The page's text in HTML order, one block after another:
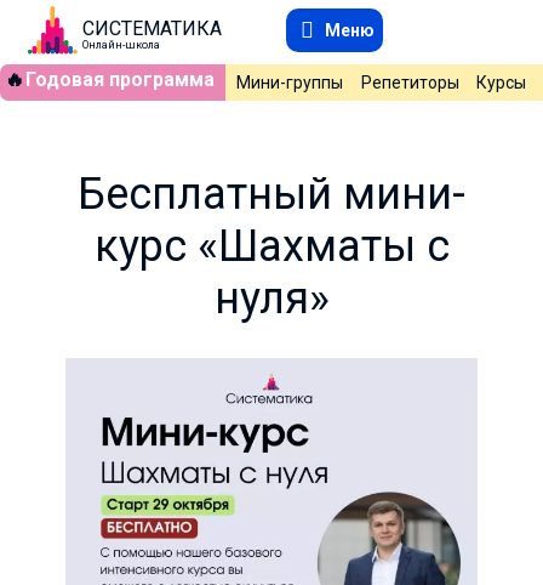
СИСТЕМАТИКА
Онлайн-школа
Меню
🔥 Годовая программа Мини-группы Репетиторы Курсы
Бесплатный мини-
курс «Шахматы с
нуля»